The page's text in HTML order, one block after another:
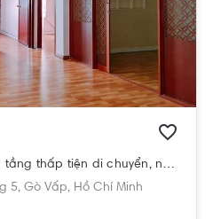
Căn hộ Chung cư Hà Kiều tầng thấp tiện di chuyển, nội thất cơ bản.
5, Gò Vấp, Hồ Chí Minh